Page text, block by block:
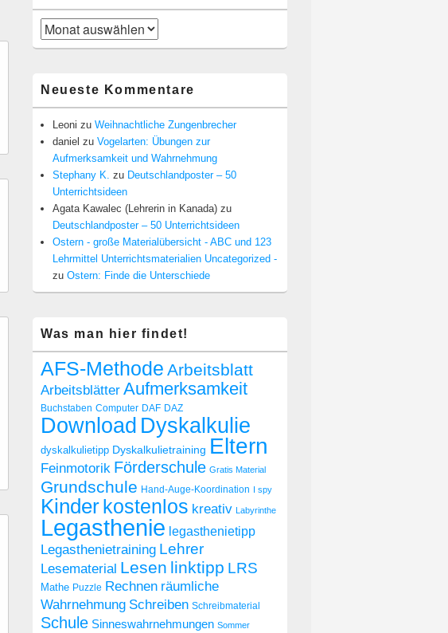
Archiv
Neueste Kommentare
Leoni zu Weihnachtliche Zungenbrecher
daniel zu Vogelarten: Übungen zur
Aufmerksamkeit und Wahrnehmung
Stephany K. zu Deutschlandposter – 50
Unterrichtsideen
Agata Kawalec (Lehrerin in Kanada) zu
Deutschlandposter – 50 Unterrichtsideen
Ostern - große Materialübersicht - ABC und 123
Lehrmittel Unterrichtsmaterialien Uncategorized -
zu Ostern: Finde die Unterschiede
Was man hier findet!
AFS-Methode Arbeitsblatt
Arbeitsblätter Aufmerksamkeit
Buchstaben Computer DAF DAZ
Download Dyskalkulie
dyskalkulietipp Dyskalkulietraining Eltern
Feinmotorik Förderschule Gratis Material
Grundschule Hand-Auge-Koordination I spy
Kinderkostenlos kreativ Labyrinthe
Legasthenie legasthenietipp
Legasthenietraining Lehrer
Lesematerial Lesen linktipp LRS
Mathe Puzzle Rechnen räumliche
Wahrnehmung Schreiben Schreibmaterial
Schule Sinneswahrnehmungen Sommer